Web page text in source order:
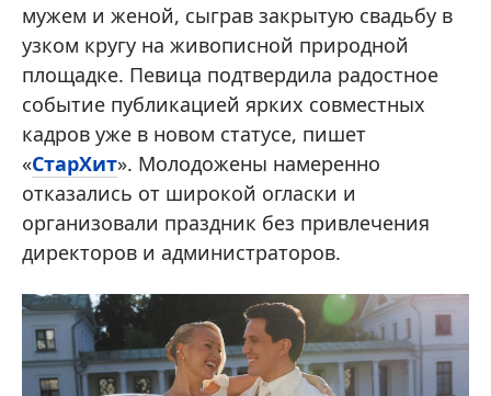
мужем и женой, сыграв закрытую свадьбу в
узком кругу на живописной природной
площадке. Певица подтвердила радостное
событие публикацией ярких совместных
кадров уже в новом статусе, пишет
«СтарХит». Молодожены намеренно
отказались от широкой огласки и
организовали праздник без привлечения
директоров и администраторов.